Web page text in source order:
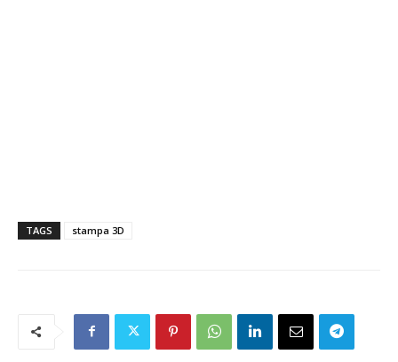
TAGS stampa 3D